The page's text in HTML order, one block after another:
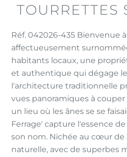
TOURRETTES
Réf. 042026-435 Bienvenue à
affectueusement
habitants locaux, une
et authentique qui dégage
l'architecture traditionnelle
vues panoramiques à
un lieu où les ânes se se
Ferrage' capture l'essence
son nom. Nichée au cœur de
naturelle, avec de superbes